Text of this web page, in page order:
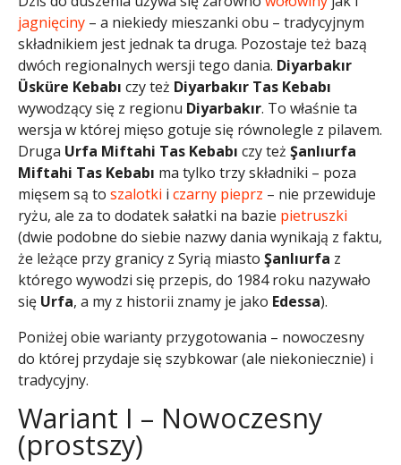
jagnięciny – a niekiedy mieszanki obu – tradycyjnym
składnikiem jest jednak ta druga. Pozostaje też bazą
dwóch regionalnych wersji tego dania. Diyarbakır
Üsküre Kebabı czy też Diyarbakır Tas Kebabı
wywodzący się z regionu Diyarbakır. To właśnie ta
wersja w której mięso gotuje się równolegle z pilavem.
Druga Urfa Miftahi Tas Kebabı czy też Şanlıurfa
Miftahi Tas Kebabı ma tylko trzy składniki – poza
mięsem są to szalotki i czarny pieprz – nie przewiduje
ryżu, ale za to dodatek sałatki na bazie pietruszki
(dwie podobne do siebie nazwy dania wynikają z faktu,
że leżące przy granicy z Syrią miasto Şanlıurfa z
którego wywodzi się przepis, do 1984 roku nazywało
się Urfa, a my z historii znamy je jako Edessa).
Poniżej obie warianty przygotowania – nowoczesny
do której przydaje się szybkowar (ale niekoniecznie) i
tradycyjny.
Wariant I – Nowoczesny
(prostszy)